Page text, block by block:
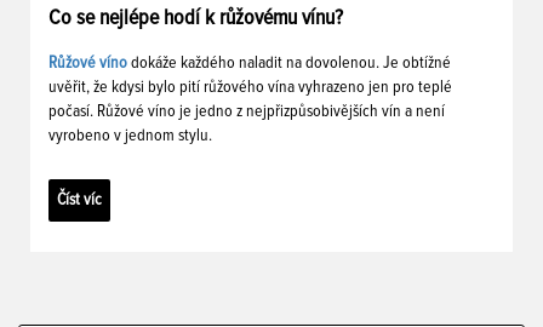
Co se nejlépe hodí k růžovému vínu?
Růžové víno dokáže každého naladit na dovolenou. Je obtížné
uvěřit, že kdysi bylo pití růžového vína vyhrazeno jen pro teplé
počasí. Růžové víno je jedno z nejpřizpůsobivějších vín a není
vyrobeno v jednom stylu.
Číst víc